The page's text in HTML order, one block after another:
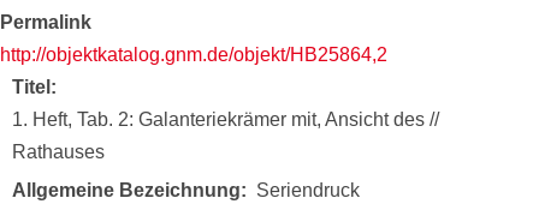
Permalink
http://objektkatalog.gnm.de/objekt/HB25864,2
Titel
1. Heft, Tab. 2: Galanteriekrämer mit, Ansicht des //
Rathauses
Allgemeine Bezeichnung
Seriendruck